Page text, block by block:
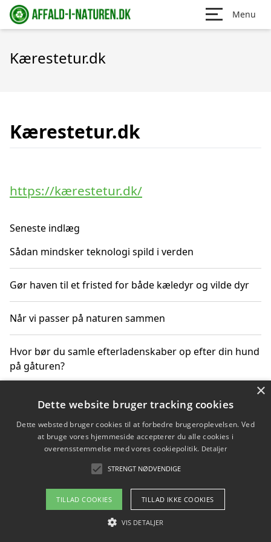
Menu
Kærestetur.dk
Kærestetur.dk
https://kærestetur.dk/
Seneste indlæg
Sådan mindsker teknologi spild i verden
Gør haven til et fristed for både kæledyr og vilde dyr
Når vi passer på naturen sammen
Hvor bør du samle efterladenskaber op efter din hund
på gåturen?
Sådan rydder du effektivt op efter et stort event
Copyright 2026 - Pilanto Aps
Om / kontakt
Blog Betingelser
×
Dette website bruger tracking cookies
Dette websted bruger cookies til at forbedre brugeroplevelsen. Ved
at bruge vores hjemmeside accepterer du alle cookies i
overensstemmelse med vores cookiepolitik. Detaljer
STRENGT NØDVENDIGE
TILLAD COOKIES TILLAD IKKE COOKIES
VIS DETALJER